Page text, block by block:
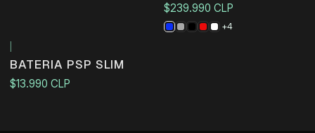
$239.990 CLP
+4
BATERIA PSP SLIM
$13.990 CLP